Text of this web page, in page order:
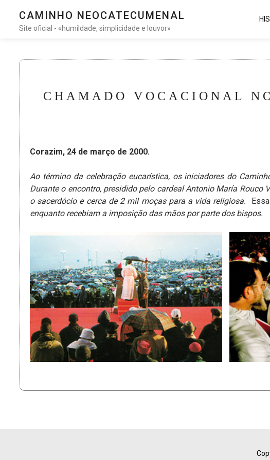
CAMINHO NEOCATECUMENAL
Site oficial - «humildade, simplicidade e louvor»
CHAMADO VOCACIONAL
Corazim, 24 de março de 2000.
Ao término da celebração eucarística, os iniciadores do
Durante o encontro, presidido pelo cardeal Antonio María
o sacerdócio e cerca de 2 mil moças para a vida religiosa.
enquanto recebiam a imposição das mãos por parte dos bispos.